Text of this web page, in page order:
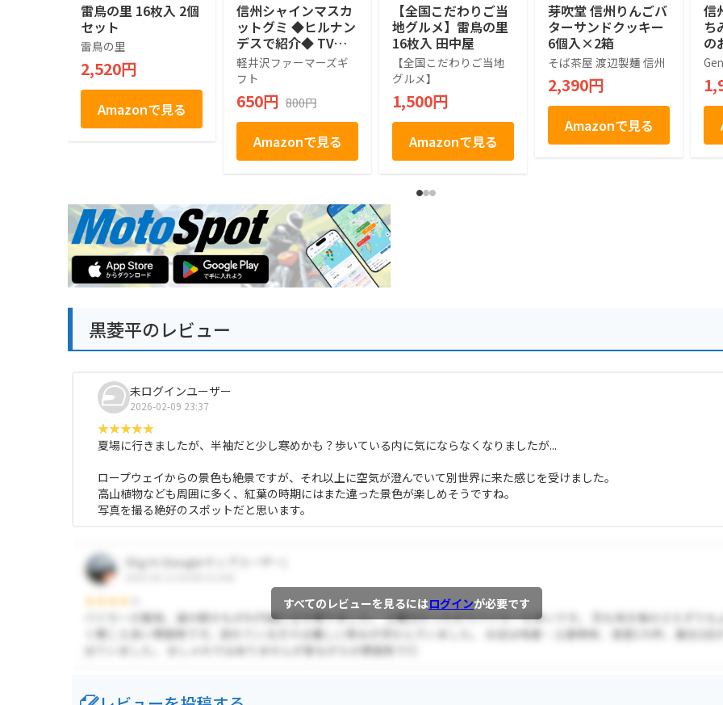
雷鳥の里 16枚入 2個
セット
雷鳥の里
2,520円
Amazonで見る
信州シャインマスカ
ットグミ ◆ヒルナン
デスで紹介◆ TVで
話題 売れ筋 人気ス
イーツ 人気 デザー
ト お取り寄せ お取
り寄せグルメ お菓子
駄菓子 個包装 グミ
ぶどう シャインマス
カット プレゼント
ギフト お土産 信州
ばらまき バラマキ
卒業 入学 新生活 ハ
ロウィン 母の日 父
の日 贈り物 お返し
かわいい きれい 軽
井沢ファーマーズギ
軽井沢ファーマーズギ
フト
650円 800円
Amazonで見る
【全国こだわりご当
地グルメ】雷鳥の里
16枚入 田中屋
【全国こだわりご当地
グルメ】
1,500円
Amazonで見る
芽吹堂 信州りんごバ
ターサンドクッキー
6個入×2箱
そば茶屋 渡辺製麺 信州
2,390円
Amazonで見る
信
ち
の
(2
黒菱平のレビュー
未ログインユーザー
2026-02-09 23:37
夏場に行きましたが、半袖だと少し寒めかも？歩いている内に気にならなくなりましたが...
ロープウェイからの景色も絶景ですが、それ以上に空気が澄んでいて別世界に来た感じを受けました。
高山植物なども周囲に多く、紅葉の時期にはまた違った景色が楽しめそうですね。
写真を撮る絶好のスポットだと思います。
すべてのレビューを見るにはログインが必要です